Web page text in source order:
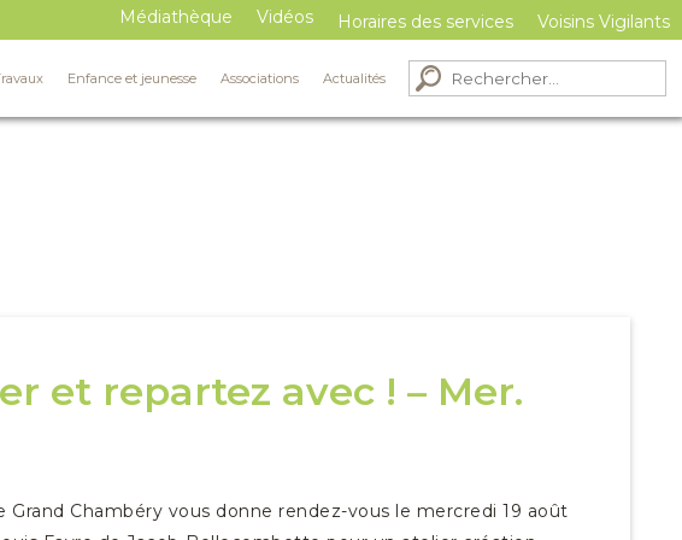
Médiathèque Vidéos Horaires des services Voisins Vigilants
Enfance et jeunesse Associations Actualités
Médiathèque Vidéos Horaires des services Voisins Vigilants
Enfance et jeunesse Associations Actualités
et repartez avec ! – Mer.
Chambéry vous donne rendez-vous le mercredi 19 août